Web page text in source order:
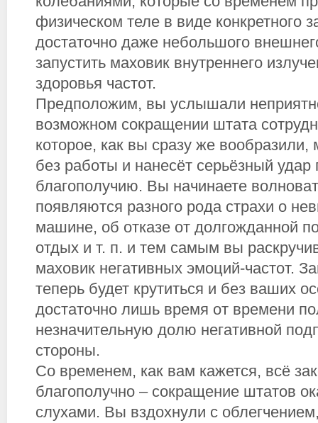
физическом теле в виде конкретного
достаточно даже небольшого
запустить маховик внутреннего
здоровья частот.
Предположим, вы услышали
возможном сокращении штата
которое, как вы сразу же вообразили,
без работы и нанесёт серьёзный
благополучию. Вы начинаете
появляются разного рода страхи о
машине, об отказе от долгожданной
отдых и т. п. и тем самым вы
маховик негативных эмоций-частот.
теперь будет крутиться и без ваших
достаточно лишь время от времени
незначительную долю негативной
стороны.
Со временем, как вам кажется, всё
благополучно – сокращение штатов
слухами. Вы вздохнули с